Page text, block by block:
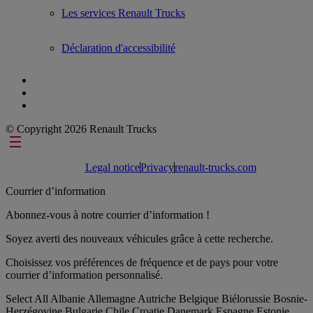
Les services Renault Trucks
Déclaration d'accessibilité
© Copyright 2026 Renault Trucks
Footer links
Legal noticePrivacyrenault-trucks.com
Courrier d’information
Abonnez-vous à notre courrier d’information !
Soyez averti des nouveaux véhicules grâce à cette recherche.
Choisissez vos préférences de fréquence et de pays pour votre
courrier d’information personnalisé.
Select All Albanie Allemagne Autriche Belgique Biélorussie Bosnie-